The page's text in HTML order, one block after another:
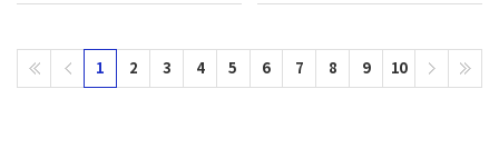
1 2 3 4 5 6 7 8 9 10